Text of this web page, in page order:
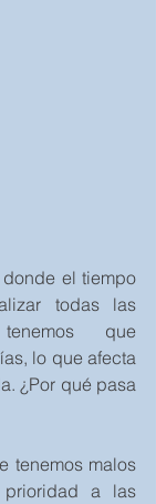
el tiempo
todas las
que
lo que afecta
¿Por qué pasa
tenemos malos
a las